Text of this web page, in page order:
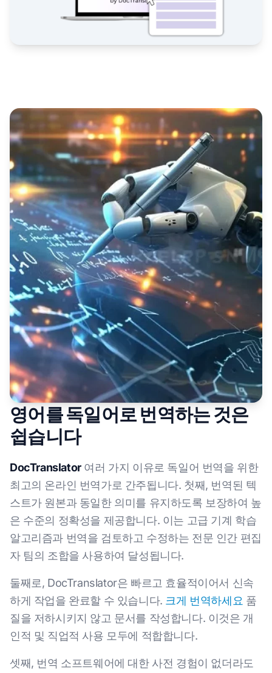
영어를 독일어로 번역하는 것은
쉽습니다
DocTranslator여러 가지 이유로 독일어 번역을 위한
최고의 온라인 번역가로 간주됩니다. 첫째, 번역된 텍
스트가 원본과 동일한 의미를 유지하도록 보장하여 높
은 수준의 정확성을 제공합니다. 이는 고급 기계 학습
알고리즘과 번역을 검토하고 수정하는 전문 인간 편집
자 팀의 조합을 사용하여 달성됩니다.
둘째로, DocTranslator은 빠르고 효율적이어서 신속
하게 작업을 완료할 수 있습니다. 크게 번역하세요 품
질을 저하시키지 않고 문서를 작성합니다. 이것은 개
인적 및 직업적 사용 모두에 적합합니다.
셋째, 번역 소프트웨어에 대한 사전 경험이 없더라도